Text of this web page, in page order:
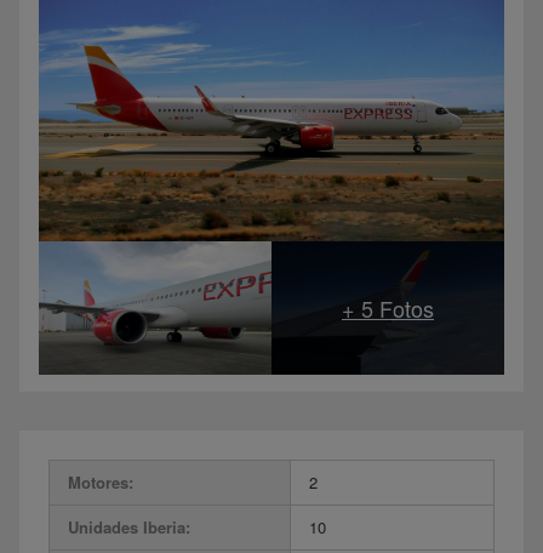
Motores:
2
Unidades Iberia:
10